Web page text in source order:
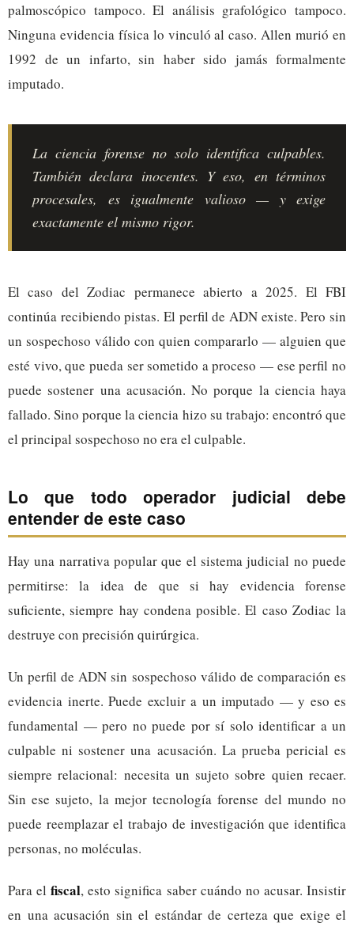
palmoscópico tampoco. El análisis grafológico tampoco.
Ninguna evidencia física lo vinculó al caso. Allen murió en
1992 de un infarto, sin haber sido jamás formalmente
imputado.
La ciencia forense no solo identifica culpables.
También declara inocentes. Y eso, en términos
procesales, es igualmente valioso — y exige
exactamente el mismo rigor.
El caso del Zodiac permanece abierto a 2025. El FBI
continúa recibiendo pistas. El perfil de ADN existe. Pero sin
un sospechoso válido con quien compararlo — alguien que
esté vivo, que pueda ser sometido a proceso — ese perfil no
puede sostener una acusación. No porque la ciencia haya
fallado. Sino porque la ciencia hizo su trabajo: encontró que
el principal sospechoso no era el culpable.
Lo que todo operador judicial debe
entender de este caso
Hay una narrativa popular que el sistema judicial no puede
permitirse: la idea de que si hay evidencia forense
suficiente, siempre hay condena posible. El caso Zodiac la
destruye con precisión quirúrgica.
Un perfil de ADN sin sospechoso válido de comparación es
evidencia inerte. Puede excluir a un imputado — y eso es
fundamental — pero no puede por sí solo identificar a un
culpable ni sostener una acusación. La prueba pericial es
siempre relacional: necesita un sujeto sobre quien recaer.
Sin ese sujeto, la mejor tecnología forense del mundo no
puede reemplazar el trabajo de investigación que identifica
personas, no moléculas.
Para elfiscal, esto significa saber cuándo no acusar. Insistir
en una acusación sin el estándar de certeza que exige el